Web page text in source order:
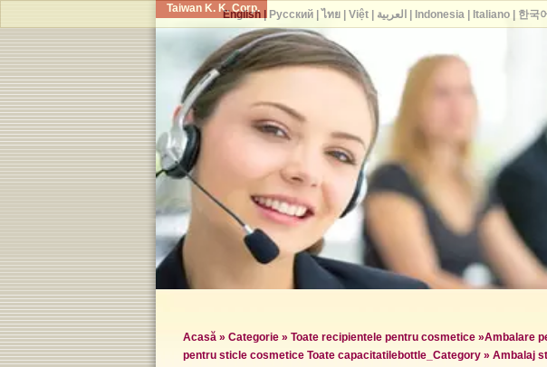
Taiwan K. K. Corp.
Acasă » Categorie » Toate recipientele pentru cosmetice »Ambalare
pentru sticle cosmetice Toate capacitatilebottle_Category » Ambalaj
English| Русский| ไทย| Việt| العربية Indonesia| Italiano| 한국